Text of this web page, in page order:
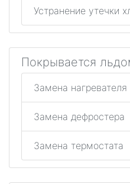
Устранение утечки
Покрывается
Замена нагревателя
Замена дефростера
Замена термостата